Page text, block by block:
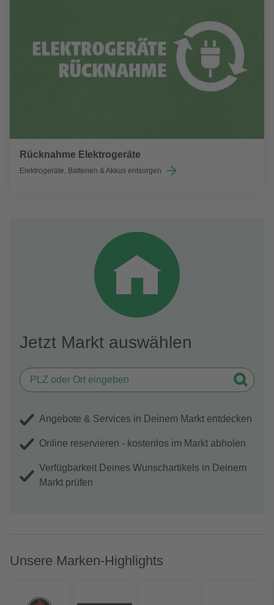
Rücknahme Elektrogeräte
Elektrogeräte, Batterien & Akkus entsorgen
Jetzt Markt auswählen
Angebote & Services in Deinem Markt entdecken
Online reservieren - kostenlos im Markt abholen
Verfügbarkeit Deines Wunschartikels in Deinem
Markt prüfen
Unsere Marken-Highlights